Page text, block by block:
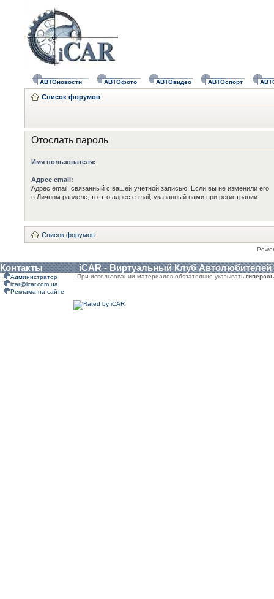
АВТОновости АВТОфото АВТОвидео АВТОспорт
Список форумов
Отослать пароль
Имя пользователя:
Адрес email:
Адрес email, связанный с вашей учётной записью. Если вы не изменили его
в Личном разделе, то это адрес e-mail, указанный вами при регистрации.
Список форумов
Контакты iCAR - Виртуальный Клуб Автолюбителей
Администратор
icar@icar.com.ua
Реклама на сайте
При использовании материалов обязательно указывать